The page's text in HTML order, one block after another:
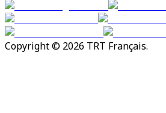
Copyright © 2026 TRT Français.